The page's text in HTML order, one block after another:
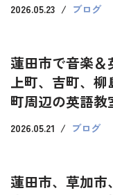
2026.05.23 ブログ
蓮田市で音楽
上町、吉町、
町周辺の英語教
2026.05.21 ブログ
蓮田市、草加